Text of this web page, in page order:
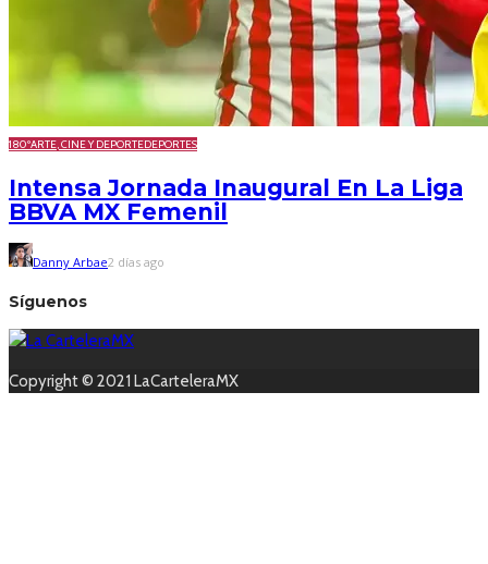
180ºARTE, CINE Y DEPORTEDEPORTES
Intensa Jornada Inaugural En La Liga
BBVA MX Femenil
Danny Arbae2 días ago
Síguenos
Copyright © 2021 LaCarteleraMX